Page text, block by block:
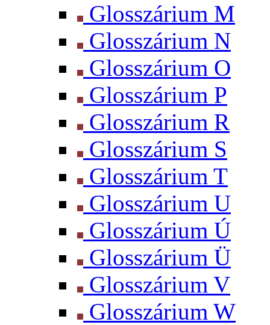
Glosszárium M
Glosszárium N
Glosszárium O
Glosszárium P
Glosszárium R
Glosszárium S
Glosszárium T
Glosszárium U
Glosszárium Ú
Glosszárium Ü
Glosszárium V
Glosszárium W